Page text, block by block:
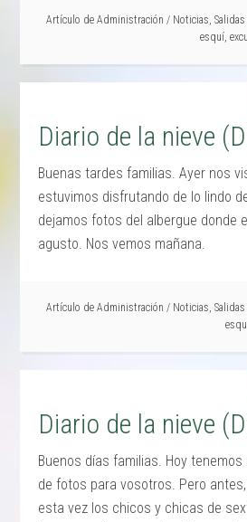
Artículo de Administración / Noticias,
esquí,
Diario de la nieve
Buenas tardes familias. Ayer nos
estuvimos disfrutando de lo lindo
dejamos fotos del albergue donde
agusto. Nos vemos mañana.
Artículo de Administración / Noticias,
Diario de la nieve
Buenos días familias. Hoy
de fotos para vosotros. Pero
esta vez los chicos y chicas de